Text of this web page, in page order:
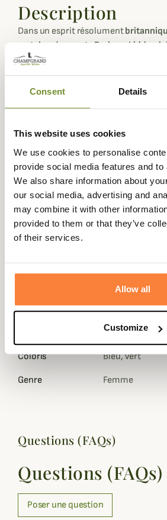
Consent Details
This website uses cookies
We use cookies to personalise
provide social media features and
We also share information about
our social media, advertising and
may combine it with other
provided to them or that they’ve
of their services.
Allow all
Customize
Description
Dans un esprit résolument
matelassée courte Barbour Liddesdale
classique du vestiaire Barbour avec
caractère. Fidèle à l’ADN de la
matelassage losangé traditionnel
,
Lecol en velours côtelé, épais et
subtilement avec le tissu extérieur,
finitions en laiton doréapportent
à l’ensemble. À l’intérieur, on
tartan, signature de la marque,
écossaisesde Barbour et de son
rural.
Pensée pour accompagner les demi-
caractère affirmé, elle trouve
anglaiseset des rues de la ville.
Fiche technique
Coloris Bleu, Vert
Genre Femme
Questions (FAQs)
Questions (FAQs)
Poser une question